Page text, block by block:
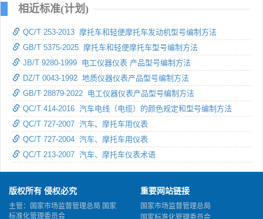
相近标准(计划)
QC/T 253-2013 摩托车和轻便摩托车发动机型号编制方法
GB/T 5375-2025 摩托车和轻便摩托车型号编制方法
JB/T 9280-1999 电工仪器仪表 产品型号编制方法
DZ/T 0043-1992 地质仪器仪表产品型号编制方法
GB/T 28879-2022 电工仪器仪表产品型号编制方法
QC/T 414-2016 汽车电线（电缆）的颜色规定和型号编制方法
QC/T 727-2007 汽车、摩托车用仪表
QC/T 727-2004 汽车、摩托车用仪表
QC/T 213-2007 汽车、摩托车仪表术语
版权所有 侵权必究
主管：国家市场监督管理总局 国家
标准化管理委员会
重要网站链接
国家市场监督管理总局
国家标准化管理委员会